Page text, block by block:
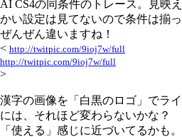
AI CS4の同条件のトレース。見映
かい設定は見てないので条件は揃
ぜんぜん違いますね！
< http://twitpic.com/9ioj7w/full
http://twitpic.com/9ioj7w/full
>
漢字の画像を「白黒のロゴ」でラ
には、それほど変わらないかな？
「使える」感じに近づいてるかも